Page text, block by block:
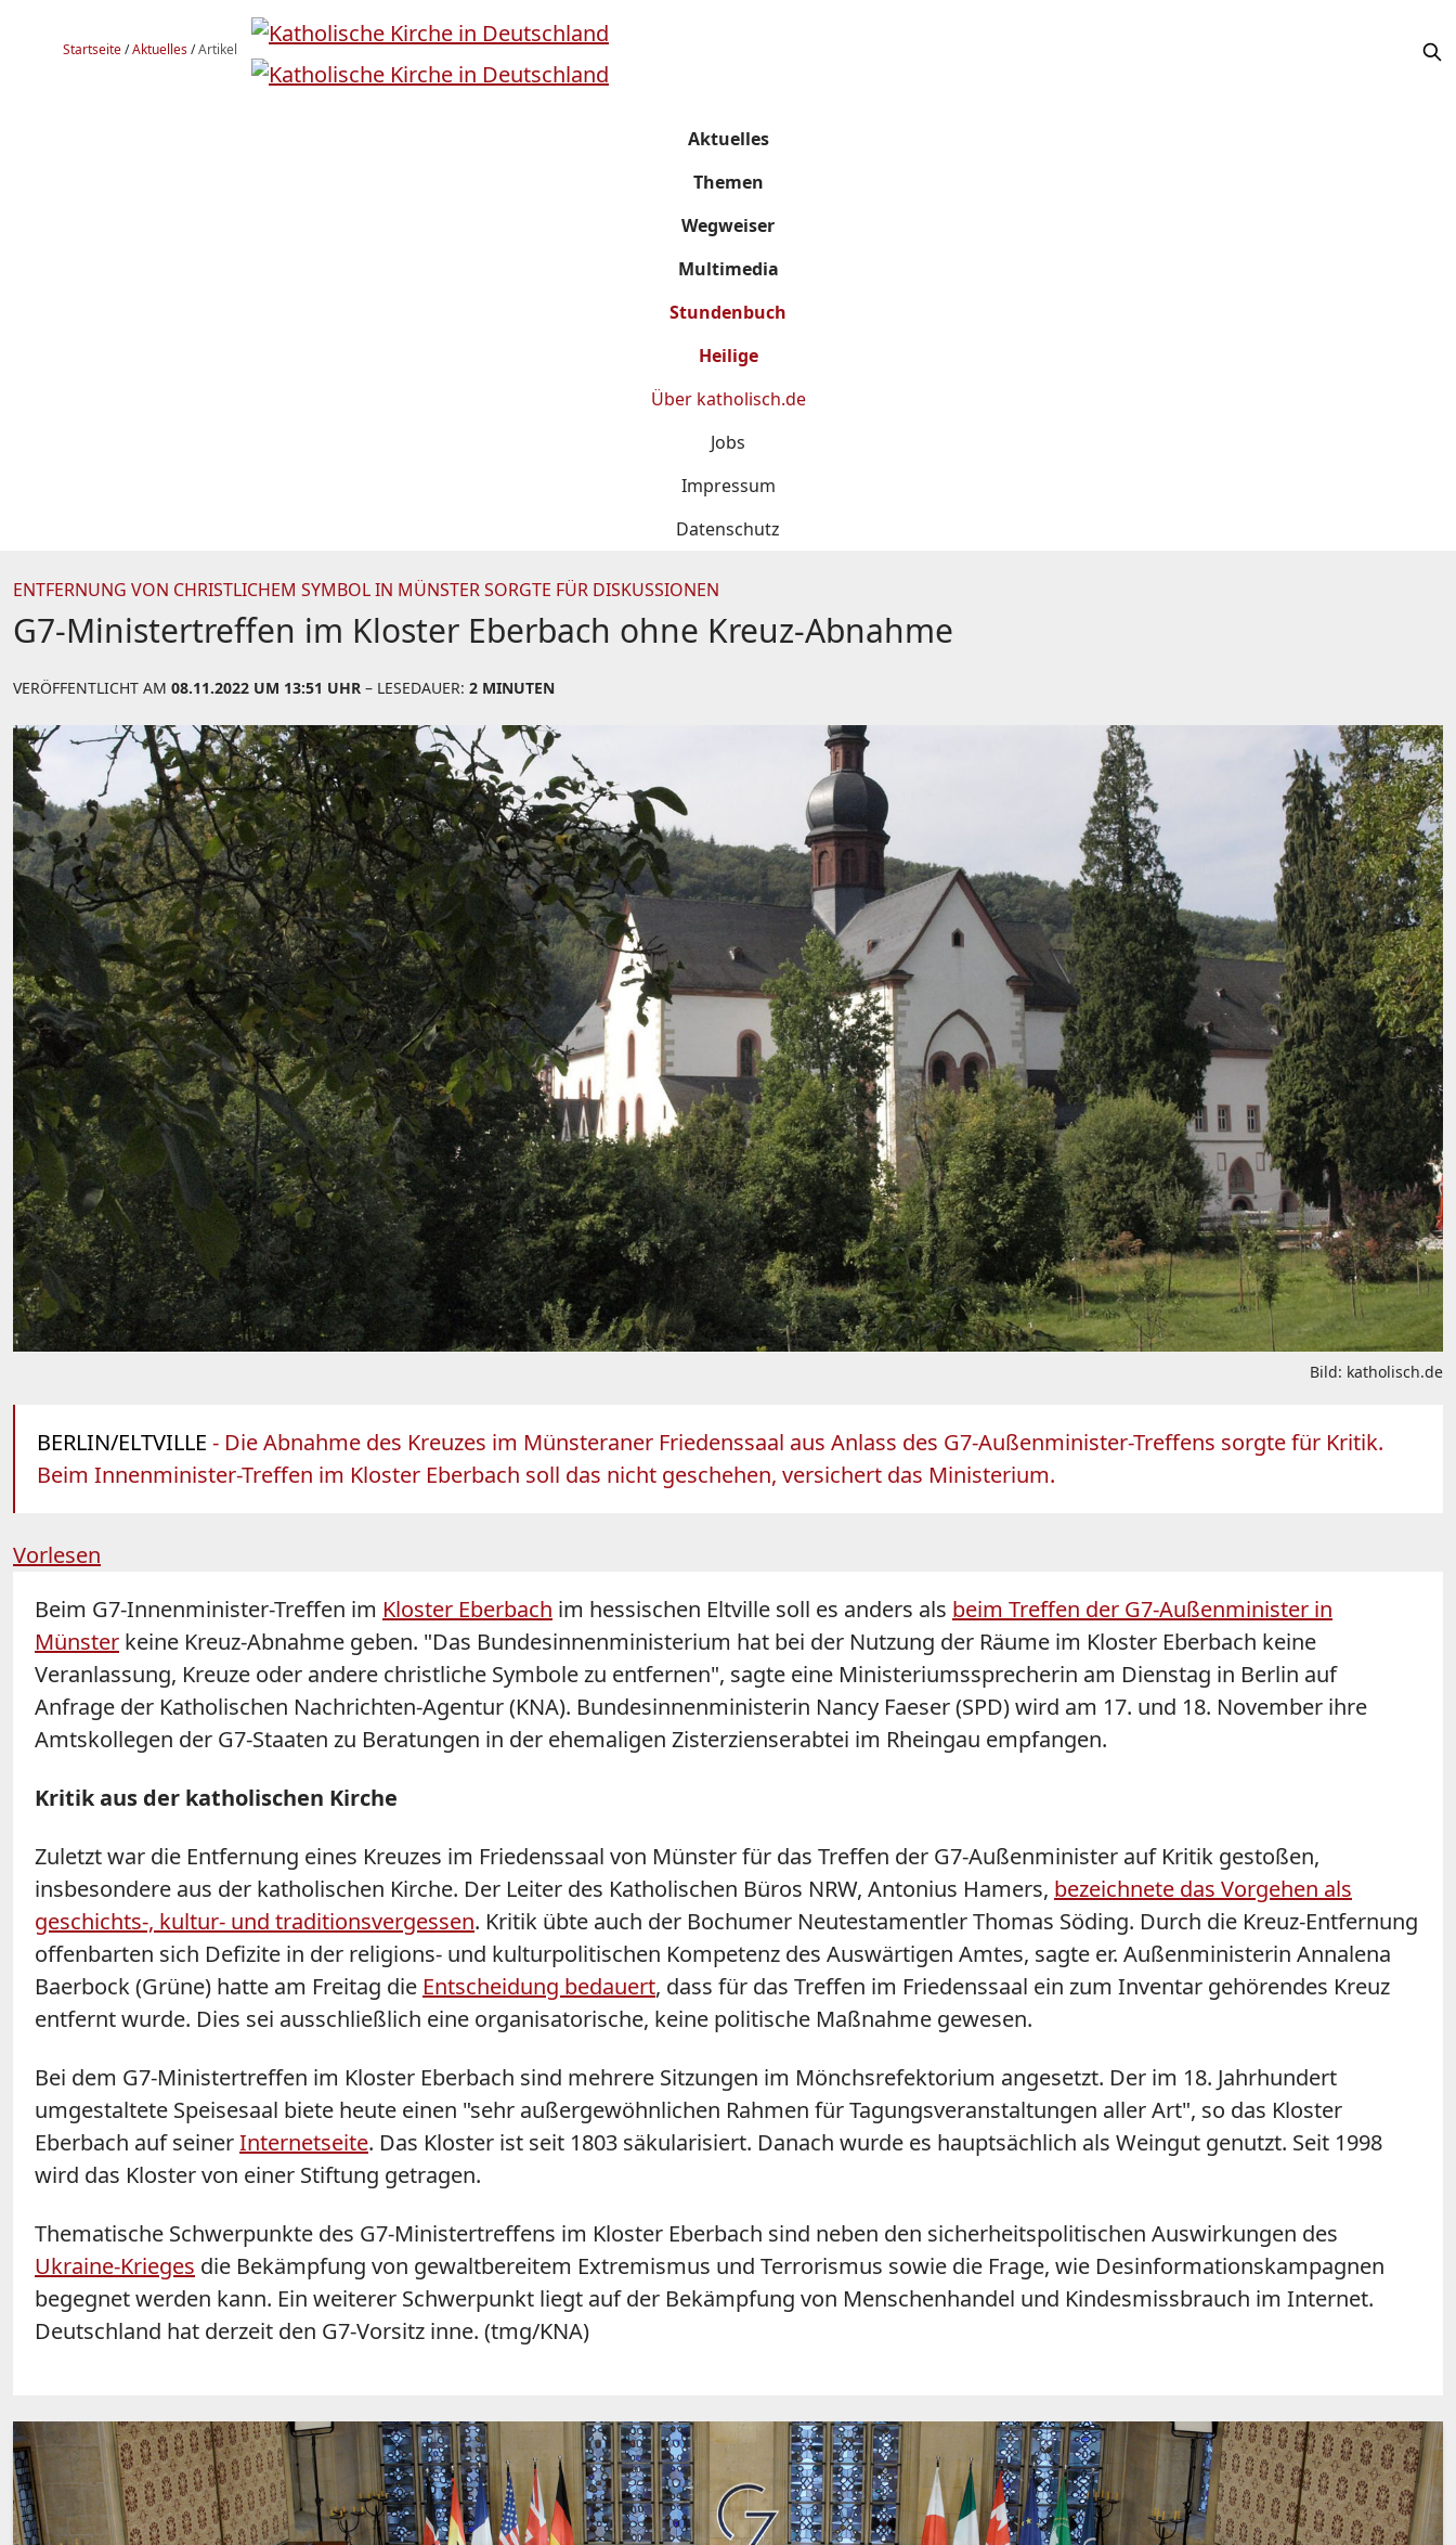
Startseite/Aktuelles/Artikel
Aktuelles
Themen
Wegweiser
Multimedia
Stundenbuch
Heilige
Über katholisch.de
Jobs
Impressum
Datenschutz
ENTFERNUNG VON CHRISTLICHEM SYMBOL IN MÜNSTER SORGTE FÜR DISKUSSIONEN
G7-Ministertreffen im Kloster Eberbach ohne Kreuz-Abnahme
VERÖFFENTLICHT AM 08.11.2022 UM 13:51 UHR – LESEDAUER: 2 MINUTEN
Bild: katholisch.de
BERLIN/ELTVILLE - Die Abnahme des Kreuzes im Münsteraner Friedenssaal aus Anlass des G7-Außenminister-Treffens sorgte für Kritik.
Beim Innenminister-Treffen im Kloster Eberbach soll das nicht geschehen, versichert das Ministerium.
Vorlesen
Beim G7-Innenminister-Treffen im Kloster Eberbach im hessischen Eltville soll es anders als beim Treffen der G7-Außenminister in
Münster keine Kreuz-Abnahme geben. "Das Bundesinnenministerium hat bei der Nutzung der Räume im Kloster Eberbach keine
Veranlassung, Kreuze oder andere christliche Symbole zu entfernen", sagte eine Ministeriumssprecherin am Dienstag in Berlin auf
Anfrage der Katholischen Nachrichten-Agentur (KNA). Bundesinnenministerin Nancy Faeser (SPD) wird am 17. und 18. November ihre
Amtskollegen der G7-Staaten zu Beratungen in der ehemaligen Zisterzienserabtei im Rheingau empfangen.
Kritik aus der katholischen Kirche
Zuletzt war die Entfernung eines Kreuzes im Friedenssaal von Münster für das Treffen der G7-Außenminister auf Kritik gestoßen,
insbesondere aus der katholischen Kirche. Der Leiter des Katholischen Büros NRW, Antonius Hamers, bezeichnete das Vorgehen als
geschichts-, kultur- und traditionsvergessen. Kritik übte auch der Bochumer Neutestamentler Thomas Söding. Durch die Kreuz-Entfernung
offenbarten sich Defizite in der religions- und kulturpolitischen Kompetenz des Auswärtigen Amtes, sagte er. Außenministerin Annalena
Baerbock (Grüne) hatte am Freitag die Entscheidung bedauert, dass für das Treffen im Friedenssaal ein zum Inventar gehörendes Kreuz
entfernt wurde. Dies sei ausschließlich eine organisatorische, keine politische Maßnahme gewesen.
Bei dem G7-Ministertreffen im Kloster Eberbach sind mehrere Sitzungen im Mönchsrefektorium angesetzt. Der im 18. Jahrhundert
umgestaltete Speisesaal biete heute einen "sehr außergewöhnlichen Rahmen für Tagungsveranstaltungen aller Art", so das Kloster
Eberbach auf seinerInternetseite. Das Kloster ist seit 1803 säkularisiert. Danach wurde es hauptsächlich als Weingut genutzt. Seit 1998
wird das Kloster von einer Stiftung getragen.
Thematische Schwerpunkte des G7-Ministertreffens im Kloster Eberbach sind neben den sicherheitspolitischen Auswirkungen des
Ukraine-Krieges die Bekämpfung von gewaltbereitem Extremismus und Terrorismus sowie die Frage, wie Desinformationskampagnen
begegnet werden kann. Ein weiterer Schwerpunkt liegt auf der Bekämpfung von Menschenhandel und Kindesmissbrauch im Internet.
Deutschland hat derzeit den G7-Vorsitz inne. (tmg/KNA)